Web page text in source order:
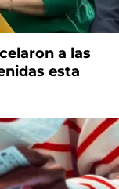
a las
esta